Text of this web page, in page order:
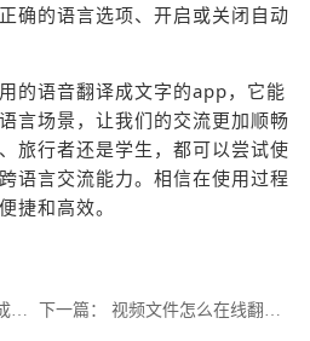
确的语言选项、开启或关闭自动
的语音翻译成文字的app，它能
言场景，让我们的交流更加顺畅
旅行者还是学生，都可以尝试使
语言交流能力。相信在使用过程
捷和高效。
译 下一篇： 视频文件怎么在线翻译内容？一分钟教你学会视频翻译